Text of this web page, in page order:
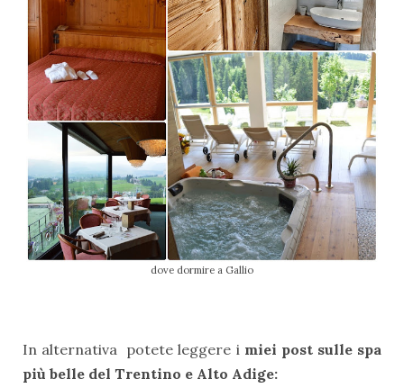
dove dormire a Gallio
In alternativa potete leggere imiei post sulle spa
più belle del Trentino e Alto Adige: